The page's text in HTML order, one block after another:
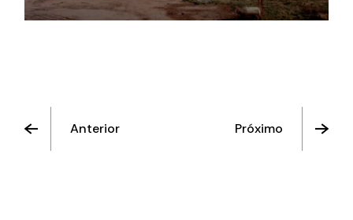
Anterior Próximo